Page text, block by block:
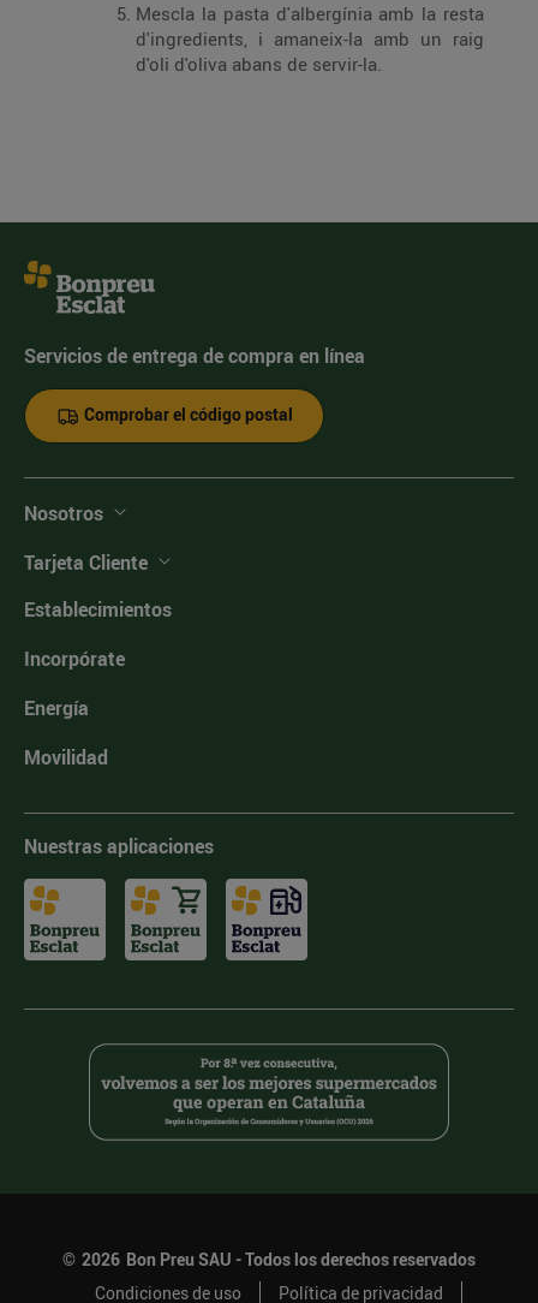
Mescla la pasta d'albergínia amb la resta
d'ingredients, i amaneix-la amb un raig
d'oli d'oliva abans de servir-la.
Servicios de entrega de compra en línea
Comprobar el código postal
Nosotros
Tarjeta Cliente
Establecimientos
Incorpórate
Energía
Movilidad
Nuestras aplicaciones
© 2026 Bon Preu SAU - Todos los derechos reservados
Condiciones de uso
Política de privacidad